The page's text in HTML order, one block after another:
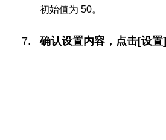
初始值为 50。
确认设置内容，点击[设置]